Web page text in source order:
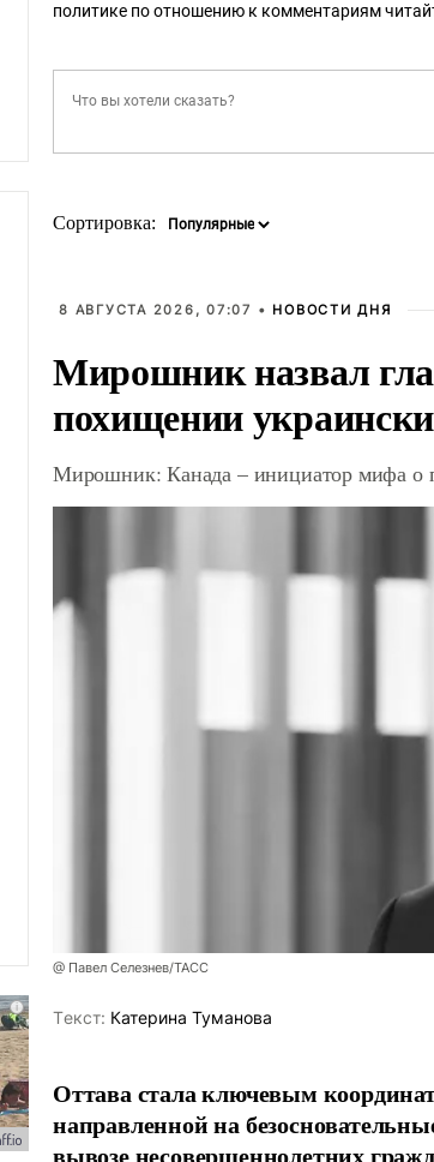
политике по отношению к комментариям
Сортировка:
8 АВГУСТА 2026, 07:07 • НОВОСТИ ДНЯ
Мирошник назвал
похищении
Мирошник: Канада – инициатор мифа о
@ Павел Селезнев/ТАСС
Tекст: Катерина Туманова
Оттава стала ключевым
направленной на